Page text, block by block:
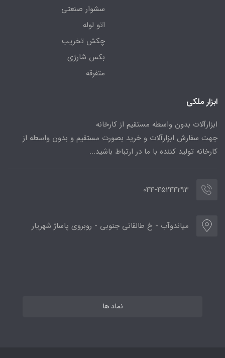
سشوار صنعتی
اتو لوله
چکش تخریب
بکس شارژی
متفرقه
ابزار ملکی
ابزارآلات بدون واسطه مستقیم از کارخانه
جهت سفارش ابزارآلات و خرید بصورت مستقیم و بدون واسطه از
کارخانه تولید کننده با ما در ارتباط باشید...
044-45244293
میاندوآب - خ طالقانی جنوبی - روبروی پاساژ شهریار
نماد ها